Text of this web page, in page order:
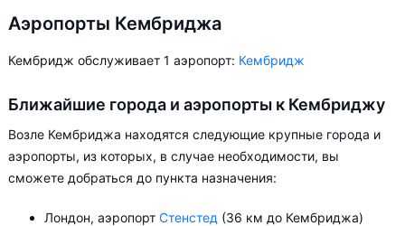
Аэропорты Кембриджа
Кембридж обслуживает 1 аэропорт: Кембридж
Ближайшие города и аэропорты к Кембриджу
Возле Кембриджа находятся следующие крупные города и
аэропорты, из которых, в случае необходимости, вы
сможете добраться до пункта назначения:
Лондон, аэропорт Стенстед (36 км до Кембриджа)